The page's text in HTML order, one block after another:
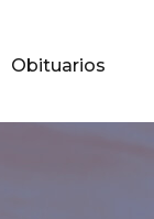
Obituarios